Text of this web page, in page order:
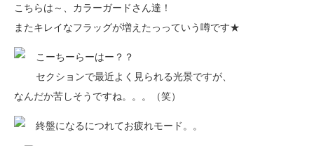
こちらは～、カラーガードさん達！
またキレイなフラッグが増えたっっていう噂です★
こーちーらーはー？？
セクションで最近よく見られる光景ですが、
なんだか苦しそうですね。。。（笑）
終盤になるにつれてお疲れモード。。